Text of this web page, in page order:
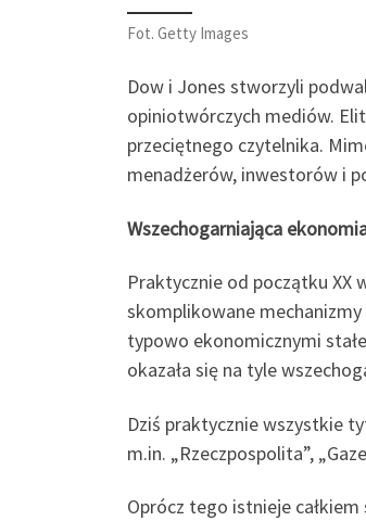
Fot. Getty Images
Dow i Jones stworzyli
opiniotwórczych mediów.
przeciętnego czytelnika.
menadżerów, inwestorów i
Wszechogarniająca
Praktycznie od początku XX
skomplikowane
typowo ekonomicznymi
okazała się na tyle
Dziś praktycznie wszystkie
m.in. „Rzeczpospolita”,
Oprócz tego istnieje